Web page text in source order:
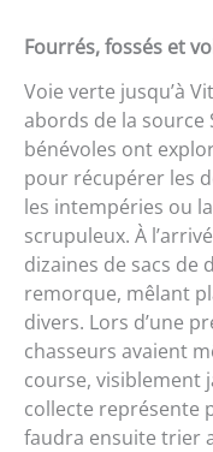
Fourrés, fossés et
Voie verte jusqu’à
abords de la source
bénévoles ont
pour récupérer les
les intempéries ou
scrupuleux. À
dizaines de sacs de
remorque, mêlant
divers. Lors d’une
chasseurs avaient
course, visiblement
collecte représente
faudra ensuite trier